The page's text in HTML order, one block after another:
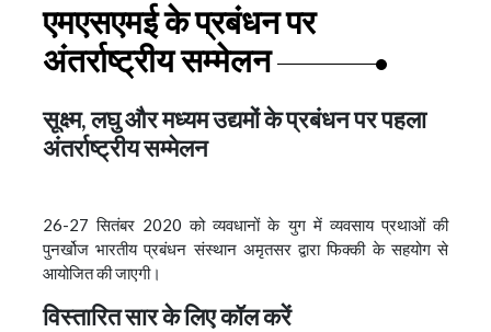
एमएसएमई के प्रबंधन पर
अंतर्राष्ट्रीय सम्मेलन
सूक्ष्म, लघु और मध्यम उद्यमों के प्रबंधन पर पहला
अंतर्राष्ट्रीय सम्मेलन
26-27 सितंबर 2020 को व्यवधानों के युग में व्यवसाय प्रथाओं की
पुनर्खोज भारतीय प्रबंधन संस्थान अमृतसर द्वारा फिक्की के सहयोग से
आयोजित की जाएगी।
विस्तारित सार के लिए कॉल करें